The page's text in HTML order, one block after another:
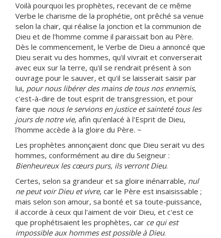
Voilà pourquoi les prophètes, recevant de ce même
Verbe le charisme de la prophétie, ont prêché sa venue
selon la chair, qui réalise la jonction et la communion de
Dieu et de l'homme comme il paraissait bon au Père.
Dès le commencement, le Verbe de Dieu a annoncé que
Dieu serait vu des hommes, qu'il vivrait et converserait
avec eux sur la terre, qu'il se rendrait présent à son
ouvrage pour le sauver, et qu'il se laisserait saisir par
lui, pour nous libérer des mains de tous nos ennemis,
c'est-à-dire de tout esprit de transgression, et pour
faire que nous le servions en justice et sainteté tous les
jours de notre vie, afin qu'enlacé à l'Esprit de Dieu,
l'homme accède à la gloire du Père. ~
Les prophètes annonçaient donc que Dieu serait vu des
hommes, conformément au dire du Seigneur :
Bienheureux les cœurs purs, ils verront Dieu.
Certes, selon sa grandeur et sa gloire inénarrable, nul
ne peut voir Dieu et vivre, car le Père est insaisissable ;
mais selon son amour, sa bonté et sa toute-puissance,
il accorde à ceux qui l'aiment de voir Dieu, et c'est ce
que prophétisaient les prophètes, car ce qui est
impossible aux hommes est possible à Dieu.